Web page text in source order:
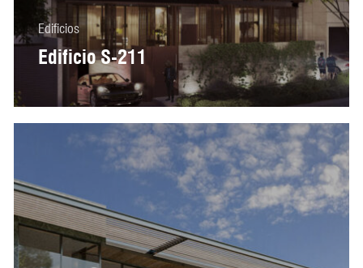
Edificios
Edificio S-211